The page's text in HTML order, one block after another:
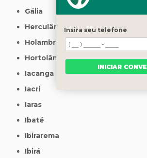
Gália
Herculândia
Holambra
Hortolândia
Iacanga
Iacri
Iaras
Ibaté
Ibirarema
Ibirá
Insira seu telefone
INICIAR